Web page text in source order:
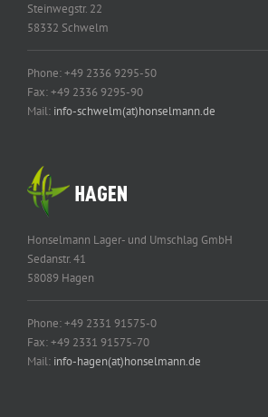
Steinwegstr. 22
58332 Schwelm
Phone: +49 2336 9295-50
Fax: +49 2336 9295-90
Mail: info-schwelm(at)honselmann.de
Honselmann Lager- und Umschlag GmbH
Sedanstr. 41
58089 Hagen
Phone: +49 2331 91575-0
Fax: +49 2331 91575-70
Mail: info-hagen(at)honselmann.de